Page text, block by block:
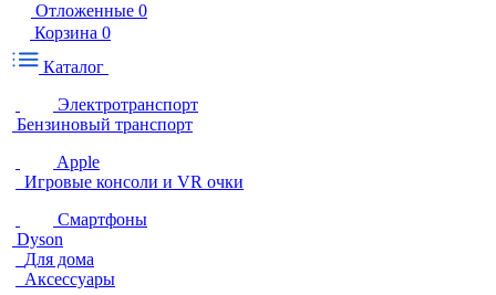
Отложенные 0
Корзина 0
Каталог
Электротранспорт
Бензиновый транспорт
Apple
Игровые консоли и VR очки
Смартфоны
Dyson
Для дома
Аксессуары